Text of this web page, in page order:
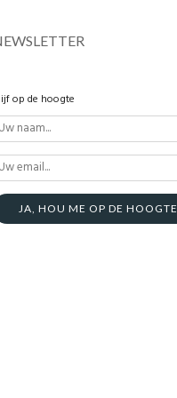
op de hoogte
JA, HOU ME OP DE HOOGTE